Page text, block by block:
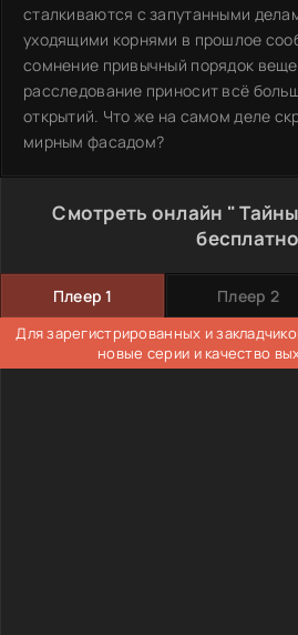
сталкиваются с запутанными
уходящими корнями в прошлое
сомнение привычный порядок
расследование приносит всё
открытий. Что же на самом деле
мирным фасадом?
Смотреть онлайн "
бесплатно
Плеер 1 Плеер 2
Для зарегистрированных и
новые серии и качество